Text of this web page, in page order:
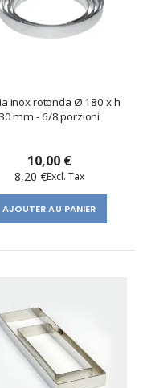
inox rotonda Ø 180 x h
30 mm - 6/8 porzioni
10,00 €
8,20 €
AJOUTER AU PANIER